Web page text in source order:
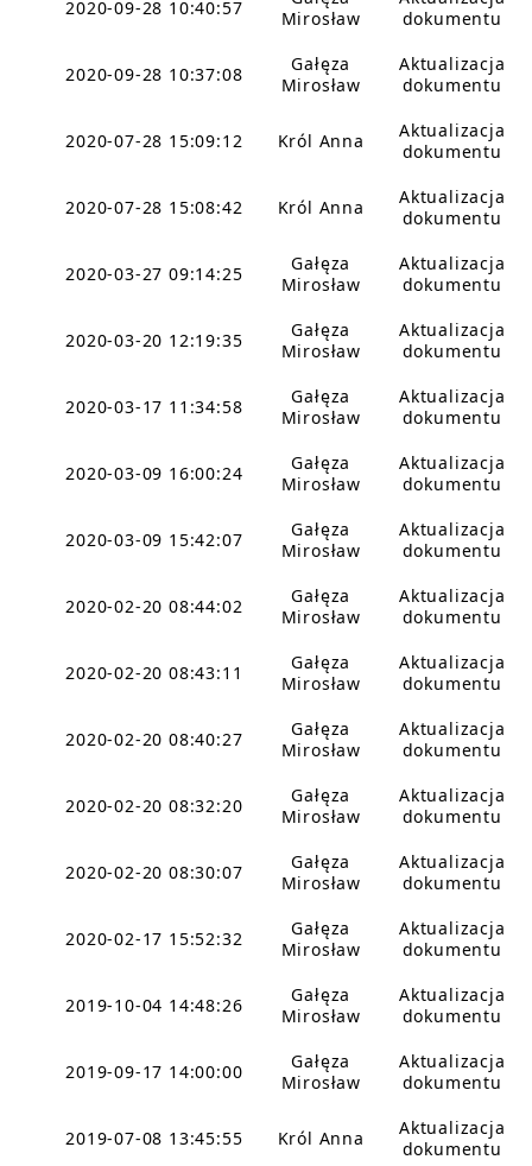
2020-09-28 10:40:57
Mirosław
dokumentu
2020-09-28 10:37:08
Gałęza
Mirosław
Aktualizacja
dokumentu
2020-07-28 15:09:12 Król Anna
Aktualizacja
dokumentu
2020-07-28 15:08:42 Król Anna
Aktualizacja
dokumentu
2020-03-27 09:14:25
Gałęza
Mirosław
Aktualizacja
dokumentu
2020-03-20 12:19:35
Gałęza
Mirosław
Aktualizacja
dokumentu
2020-03-17 11:34:58
Gałęza
Mirosław
Aktualizacja
dokumentu
2020-03-09 16:00:24
Gałęza
Mirosław
Aktualizacja
dokumentu
2020-03-09 15:42:07
Gałęza
Mirosław
Aktualizacja
dokumentu
2020-02-20 08:44:02
Gałęza
Mirosław
Aktualizacja
dokumentu
2020-02-20 08:43:11
Gałęza
Mirosław
Aktualizacja
dokumentu
2020-02-20 08:40:27
Gałęza
Mirosław
Aktualizacja
dokumentu
2020-02-20 08:32:20
Gałęza
Mirosław
Aktualizacja
dokumentu
2020-02-20 08:30:07
Gałęza
Mirosław
Aktualizacja
dokumentu
2020-02-17 15:52:32
Gałęza
Mirosław
Aktualizacja
dokumentu
2019-10-04 14:48:26
Gałęza
Mirosław
Aktualizacja
dokumentu
2019-09-17 14:00:00
Gałęza
Mirosław
Aktualizacja
dokumentu
2019-07-08 13:45:55 Król Anna
Aktualizacja
dokumentu